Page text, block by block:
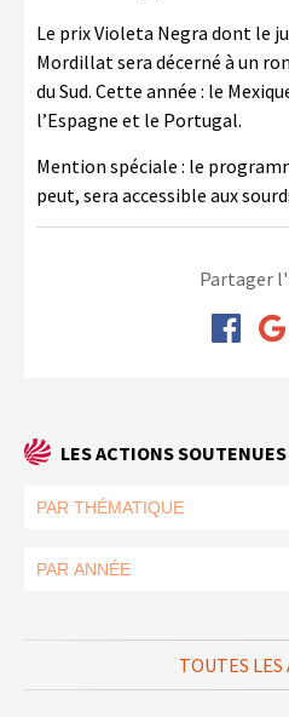
Le prix Violeta Negra dont le
Mordillat sera décerné à un
du Sud. Cette année : le
l’Espagne et le Portugal.
Mention spéciale : le
peut, sera accessible aux
Partager
LES ACTIONS SOUTENUES
TOUTES LES